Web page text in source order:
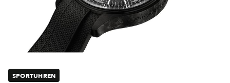
SPORTUHREN